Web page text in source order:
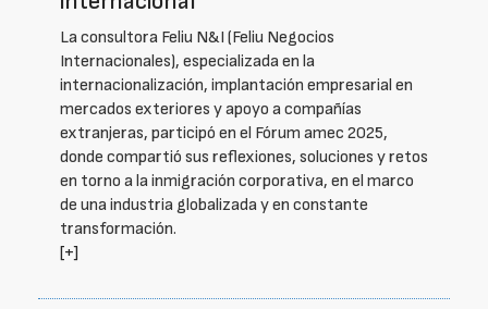
La consultora Feliu N&I (Feliu Negocios
Internacionales), especializada en la
internacionalización, implantación empresarial en
mercados exteriores y apoyo a compañías
extranjeras, participó en el Fórum amec 2025,
donde compartió sus reflexiones, soluciones y retos
en torno a la inmigración corporativa, en el marco
de una industria globalizada y en constante
transformación.
[+]